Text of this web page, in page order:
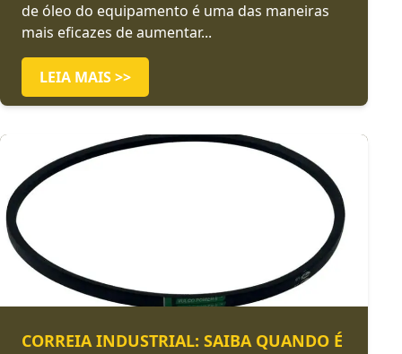
de óleo do equipamento é uma das maneiras
mais eficazes de aumentar...
LEIA MAIS >>
CORREIA INDUSTRIAL: SAIBA QUANDO É